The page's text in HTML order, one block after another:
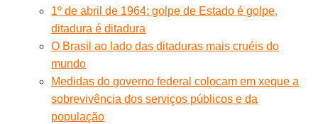
1º de abril de 1964: golpe de Estado é golpe,
ditadura é ditadura
O Brasil ao lado das ditaduras mais cruéis do
mundo
Medidas do governo federal colocam em xeque a
sobrevivência dos serviços públicos e da
população